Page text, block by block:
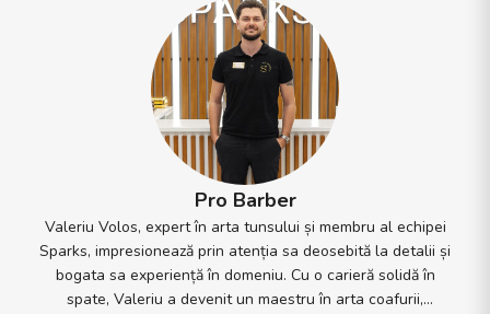
Pro Barber
Valeriu Volos, expert în arta tunsului și membru al echipei
Sparks, impresionează prin atenția sa deosebită la detalii și
bogata sa experiență în domeniu. Cu o carieră solidă în
spate, Valeriu a devenit un maestru în arta coafurii,